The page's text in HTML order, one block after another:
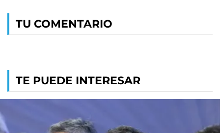
TU COMENTARIO
TE PUEDE INTERESAR